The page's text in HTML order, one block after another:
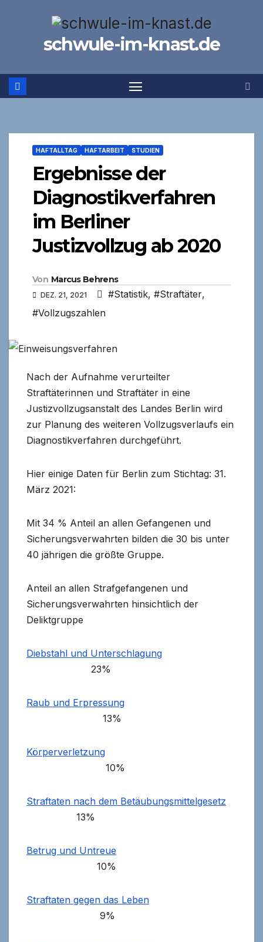
schwule-im-knast.de
HAFTALLTAG HAFTARBEIT STUDIEN
Ergebnisse der
Diagnostikverfahren
im Berliner
Justizvollzug ab 2020
Von Marcus Behrens
DEZ. 21, 2021 #Statistik, #Straftäter,
#Vollzugszahlen
Nach der Aufnahme verurteilter
Straftäterinnen und Straftäter in eine
Justizvollzugsanstalt des Landes Berlin wird
zur Planung des weiteren Vollzugsverlaufs ein
Diagnostikverfahren durchgeführt.
Hier einige Daten für Berlin zum Stichtag: 31.
März 2021:
Mit 34 % Anteil an allen Gefangenen und
Sicherungsverwahrten bilden die 30 bis unter
40 jährigen die größte Gruppe.
Anteil an allen Strafgefangenen und
Sicherungsverwahrten hinsichtlich der
Deliktgruppe
Diebstahl und Unterschlagung
23%
Raub und Erpressung
13%
Körperverletzung
10%
Straftaten nach dem Betäubungsmittelgesetz
13%
Betrug und Untreue
10%
Straftaten gegen das Leben
9%